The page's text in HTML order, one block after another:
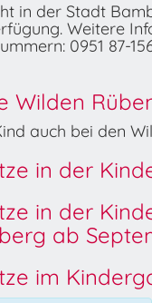
in der Stadt
Weitere
0951 87-
Wilden
auch bei den
in der
in der
ab
im